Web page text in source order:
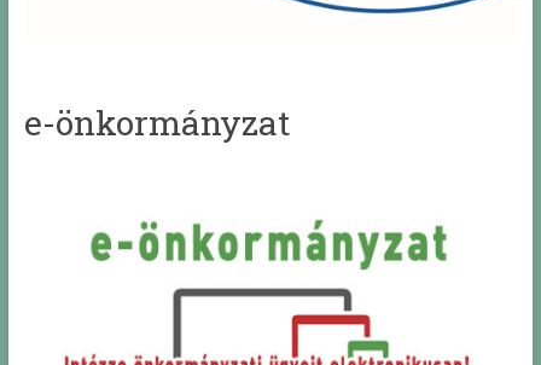
e-önkormányzat